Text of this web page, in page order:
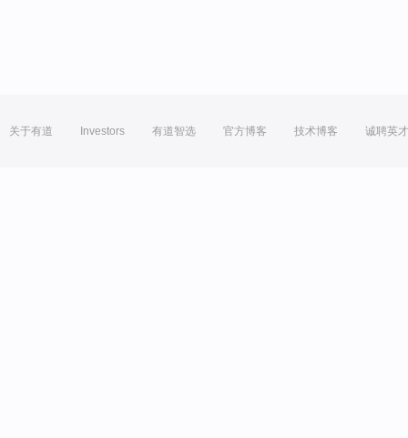
关于有道 Investors 有道智选 官方博客 技术博客 诚聘英才